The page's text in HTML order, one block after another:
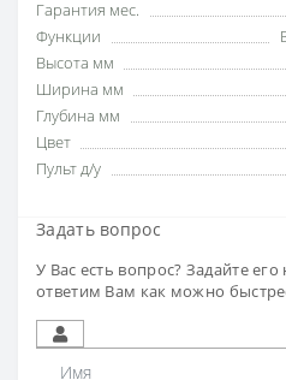
Гарантия мес.
Функции
Высота мм
Ширина мм
Глубина мм
Цвет
Пульт д/у
Задать вопрос
У Вас есть вопрос? Задайте
ответим Вам как можно